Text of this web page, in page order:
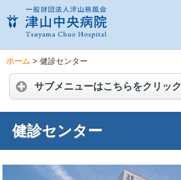
ホーム > 健診センター
サブメニューはこちらをクリック
健診センター